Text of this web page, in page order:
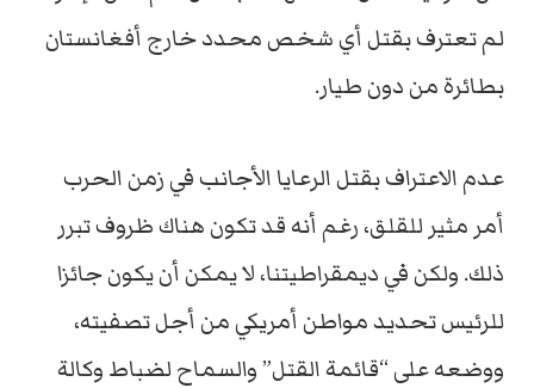
لم تعترف بقتل أي شخص محدد خارج أفغانستان
بطائرة من دون طيار.
عدم الاعتراف بقتل الرعايا الأجانب في زمن الحرب
أمر مثير للقلق، رغم أنه قد تكون هناك ظروف تبرر
ذلك. ولكن في ديمقراطيتنا، لا يمكن أن يكون جائزا
للرئيس تحديد مواطن أمريكي من أجل تصفيته،
ووضعه على “قائمة القتل” والسماح لضباط وكالة